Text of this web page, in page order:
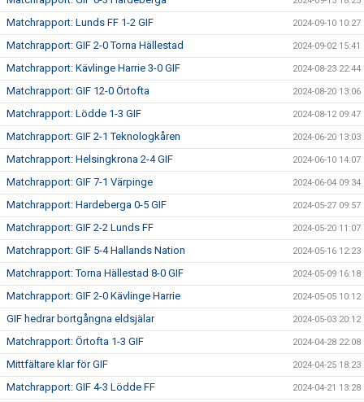
Matchrapport: Lunds FF 1-2 GIF 2024-09-10 10:27
Matchrapport: GIF 2-0 Torna Hällestad 2024-09-02 15:41
Matchrapport: Kävlinge Harrie 3-0 GIF 2024-08-23 22:44
Matchrapport: GIF 12-0 Örtofta 2024-08-20 13:06
Matchrapport: Lödde 1-3 GIF 2024-08-12 09:47
Matchrapport: GIF 2-1 Teknologkåren 2024-06-20 13:03
Matchrapport: Helsingkrona 2-4 GIF 2024-06-10 14:07
Matchrapport: GIF 7-1 Värpinge 2024-06-04 09:34
Matchrapport: Hardeberga 0-5 GIF 2024-05-27 09:57
Matchrapport: GIF 2-2 Lunds FF 2024-05-20 11:07
Matchrapport: GIF 5-4 Hallands Nation 2024-05-16 12:23
Matchrapport: Torna Hällestad 8-0 GIF 2024-05-09 16:18
Matchrapport: GIF 2-0 Kävlinge Harrie 2024-05-05 10:12
GIF hedrar bortgångna eldsjälar 2024-05-03 20:12
Matchrapport: Örtofta 1-3 GIF 2024-04-28 22:08
Mittfältare klar för GIF 2024-04-25 18:23
Matchrapport: GIF 4-3 Lödde FF 2024-04-21 13:28